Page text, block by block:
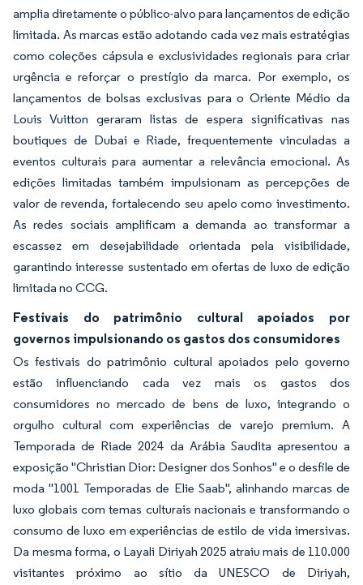
amplia diretamente o público-alvo para lançamentos de edição
limitada. As marcas estão adotando cada vez mais estratégias
como coleções cápsula e exclusividades regionais para criar
urgência e reforçar o prestígio da marca. Por exemplo, os
lançamentos de bolsas exclusivas para o Oriente Médio da
Louis Vuitton geraram listas de espera significativas nas
boutiques de Dubai e Riade, frequentemente vinculadas a
eventos culturais para aumentar a relevância emocional. As
edições limitadas também impulsionam as percepções de
valor de revenda, fortalecendo seu apelo como investimento.
As redes sociais amplificam a demanda ao transformar a
escassez em desejabilidade orientada pela visibilidade,
garantindo interesse sustentado em ofertas de luxo de edição
limitada no CCG.
Festivais do patrimônio cultural apoiados por
governos impulsionando os gastos dos consumidores
Os festivais do patrimônio cultural apoiados pelo governo
estão influenciando cada vez mais os gastos dos
consumidores no mercado de bens de luxo, integrando o
orgulho cultural com experiências de varejo premium. A
Temporada de Riade 2024 da Arábia Saudita apresentou a
exposição "Christian Dior: Designer dos Sonhos" e o desfile de
moda "1001 Temporadas de Elie Saab", alinhando marcas de
luxo globais com temas culturais nacionais e transformando o
consumo de luxo em experiências de estilo de vida imersivas.
Da mesma forma, o Layali Diriyah 2025 atraiu mais de 110.000
visitantes próximo ao sítio da UNESCO de Diriyah,